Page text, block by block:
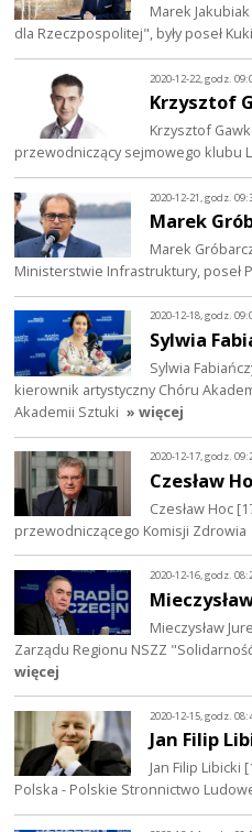
Marek
dla Rzeczpospolitej", były poseł
2020-12-22, godz.
Krzysztof
Krzysztof
przewodniczący sejmowego klubu
2020-12-21, godz.
Marek
Marek
Ministerstwie Infrastruktury, poseł
2020-12-18, godz.
Sylwia
Sylwia
kierownik artystyczny Chóru
Akademii Sztuki » więcej
2020-12-17, godz.
Czesław
Czesław Hoc
przewodniczącego Komisji Zdrowia
2020-12-16, godz.
Mieczysław
Zarządu Regionu NSZZ
więcej
2020-12-15, godz.
Jan Filip
Jan Filip Libicki
Polska - Polskie Stronnictwo